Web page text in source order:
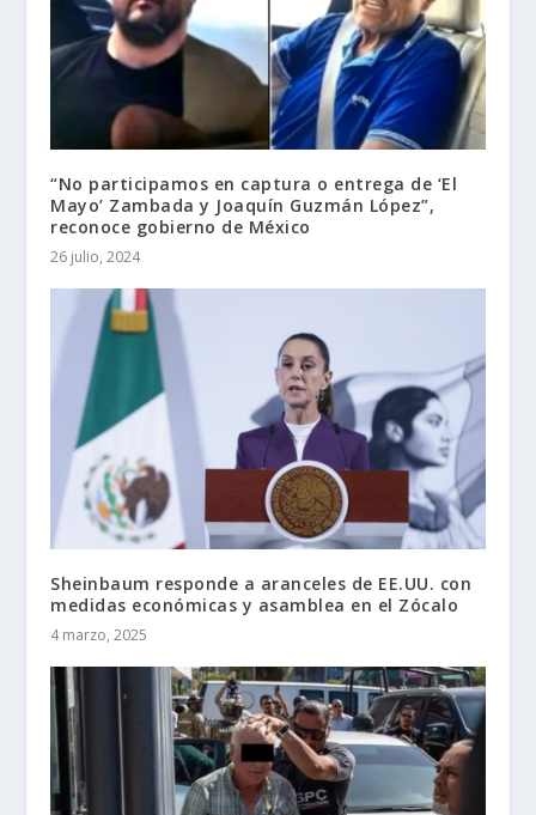
“No participamos en captura o entrega de ‘El
Mayo’ Zambada y Joaquín Guzmán López”,
reconoce gobierno de México
26 julio, 2024
Sheinbaum responde a aranceles de EE.UU. con
medidas económicas y asamblea en el Zócalo
4 marzo, 2025